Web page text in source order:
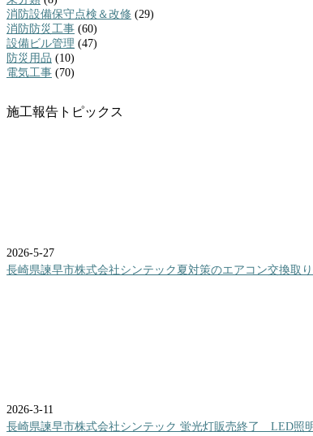
消防設備保守点検＆改修 (29)
消防防災工事 (60)
設備ビル管理 (47)
防災用品 (10)
電気工事 (70)
施工報告トピックス
2026-5-27
長崎県諫早市株式会社シンテック夏対策のエアコン交換取
2026-3-11
長崎県諫早市株式会社シンテック 蛍光灯販売終了 LED照